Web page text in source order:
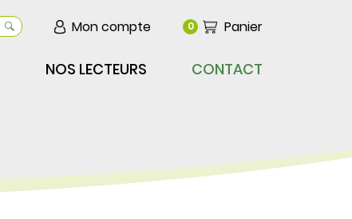
Mon compte 0 Panier
NOS LECTEURS CONTACT